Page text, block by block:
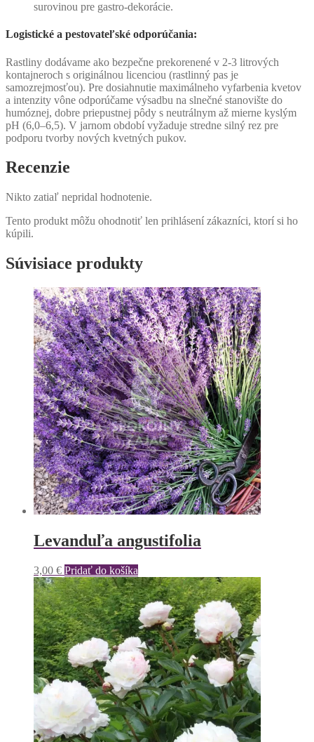
surovinou pre gastro-dekorácie.
Logistické a pestovateľské odporúčania:
Rastliny dodávame ako bezpečne prekorenené v 2-3 litrových
kontajneroch s originálnou licenciou (rastlinný pas je
samozrejmosťou). Pre dosiahnutie maximálneho vyfarbenia kvetov
a intenzity vône odporúčame výsadbu na slnečné stanovište do
humóznej, dobre priepustnej pôdy s neutrálnym až mierne kyslým
pH (6,0–6,5). V jarnom období vyžaduje stredne silný rez pre
podporu tvorby nových kvetných pukov.
Recenzie
Nikto zatiaľ nepridal hodnotenie.
Tento produkt môžu ohodnotiť len prihlásení zákazníci, ktorí si ho
kúpili.
Súvisiace produkty
Levanduľa angustifolia
3,00 € Pridať do košíka